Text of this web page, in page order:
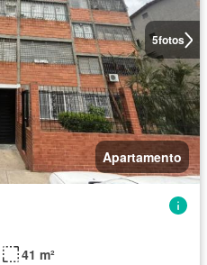
5fotos
Apartamento
41 m²